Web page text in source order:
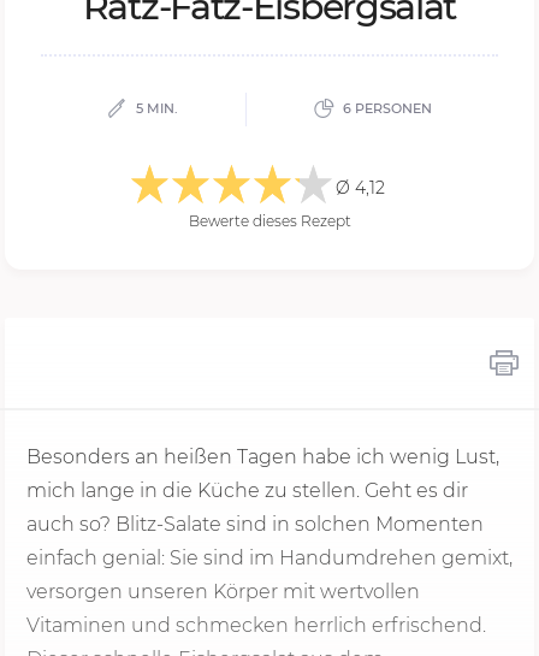
5 MIN. 6 PERSONEN
Ø 4,12
Bewerte dieses Rezept
Besonders an heißen Tagen habe ich wenig Lust,
mich lange in die Küche zu stellen. Geht es dir
auch so? Blitz-Salate sind in solchen Momenten
einfach genial: Sie sind im Handumdrehen gemixt,
versorgen unseren Körper mit wertvollen
Vitaminen und schmecken herrlich erfrischend.